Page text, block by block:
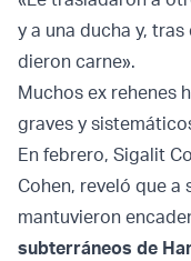
y a una ducha y,
dieron carne».
Muchos ex rehenes
graves y
En febrero, Sigalit
Cohen, reveló que a
mantuvieron
subterráneos de